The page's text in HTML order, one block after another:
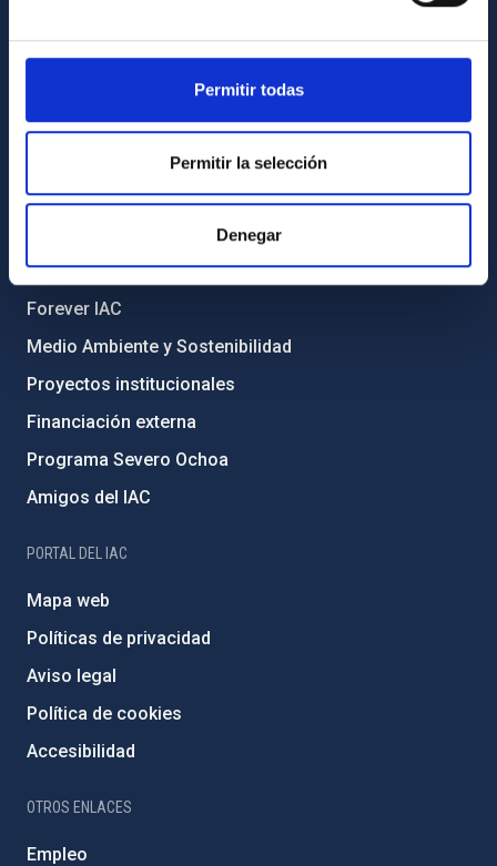
Permitir todas
Permitir la selección
Denegar
Registro general
Transparencia
Código ético y política antifraude
Igualdad y diversidad de género
Forever IAC
Medio Ambiente y Sostenibilidad
Proyectos institucionales
Financiación externa
Programa Severo Ochoa
Amigos del IAC
PORTAL DEL IAC
Mapa web
Políticas de privacidad
Aviso legal
Política de cookies
Accesibilidad
OTROS ENLACES
Empleo